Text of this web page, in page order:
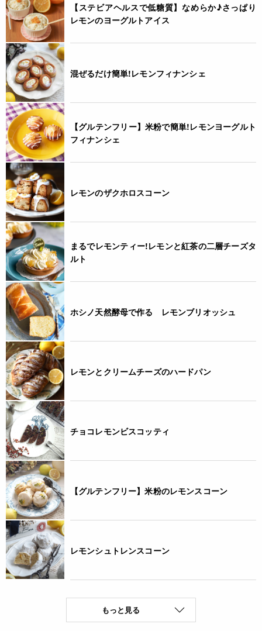
【ステビアヘルスで低糖質】なめらか♪さっぱり
レモンのヨーグルトアイス
混ぜるだけ簡単!レモンフィナンシェ
【グルテンフリー】米粉で簡単!レモンヨーグルト
フィナンシェ
レモンのザクホロスコーン
まるでレモンティー!レモンと紅茶の二層チーズタ
ルト
ホシノ天然酵母で作る レモンブリオッシュ
レモンとクリームチーズのハードパン
チョコレモンビスコッティ
【グルテンフリー】米粉のレモンスコーン
レモンシュトレンスコーン
もっと見る